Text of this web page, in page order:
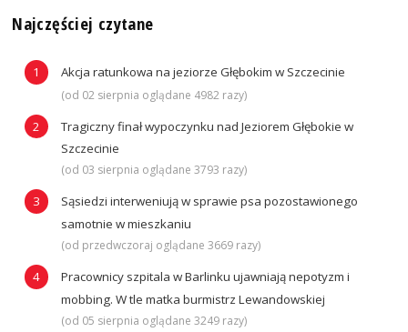
Najczęściej czytane
Akcja ratunkowa na jeziorze Głębokim w Szczecinie
(od 02 sierpnia oglądane 4982 razy)
Tragiczny finał wypoczynku nad Jeziorem Głębokie w
Szczecinie
(od 03 sierpnia oglądane 3793 razy)
Sąsiedzi interweniują w sprawie psa pozostawionego
samotnie w mieszkaniu
(od przedwczoraj oglądane 3669 razy)
Pracownicy szpitala w Barlinku ujawniają nepotyzm i
mobbing. W tle matka burmistrz Lewandowskiej
(od 05 sierpnia oglądane 3249 razy)